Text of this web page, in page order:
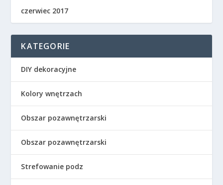
czerwiec 2017
KATEGORIE
DIY dekoracyjne
Kolory wnętrzach
Obszar pozawnętrzarski
Obszar pozawnętrzarski
Strefowanie podz